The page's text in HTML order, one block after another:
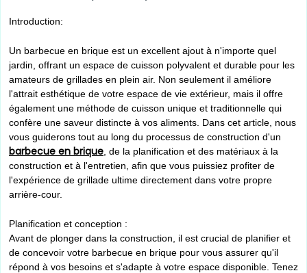
Introduction:
Un barbecue en brique est un excellent ajout à n'importe quel
jardin, offrant un espace de cuisson polyvalent et durable pour les
amateurs de grillades en plein air. Non seulement il améliore
l'attrait esthétique de votre espace de vie extérieur, mais il offre
également une méthode de cuisson unique et traditionnelle qui
confère une saveur distincte à vos aliments. Dans cet article, nous
vous guiderons tout au long du processus de construction d'un
barbecue en brique , de la planification et des matériaux à la
construction et à l'entretien, afin que vous puissiez profiter de
l'expérience de grillade ultime directement dans votre propre
arrière-cour.
Planification et conception :
Avant de plonger dans la construction, il est crucial de planifier et
de concevoir votre barbecue en brique pour vous assurer qu'il
répond à vos besoins et s'adapte à votre espace disponible. Tenez